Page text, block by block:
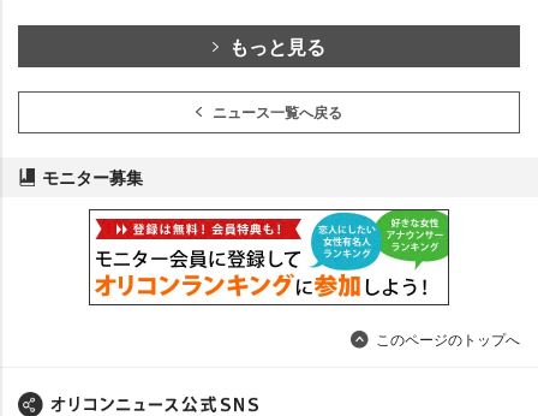
もっと見る
ニュース一覧へ戻る
モニター募集
このページのトップへ